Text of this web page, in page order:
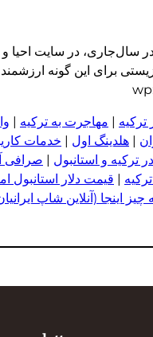
در سایت احیا و
برای این گونه
| مهاجرت به ترکیه |
| هلدینگ اول | خدمات
ترکیه و استانبول | صرافی
| قیمت دلار استانبول
چیز اینجا (آنلاین شاپ